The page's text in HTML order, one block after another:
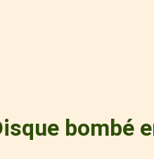
bombé